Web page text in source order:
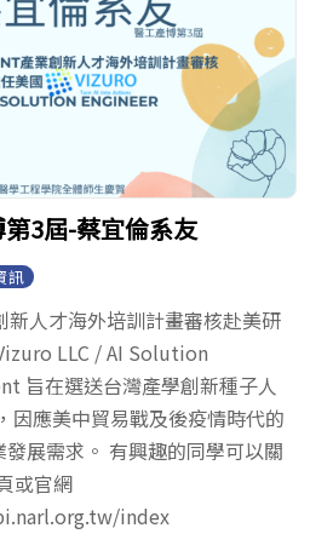
3屆-蔡宜倫系友
訊
新人才海外培訓計畫審核赴美研
LLC / AI Solution
旨在選送台灣產學創新種子人
因應美中貿易戰及後疫情時代的
展需求。 有興趣的同學可以關
或官網
index